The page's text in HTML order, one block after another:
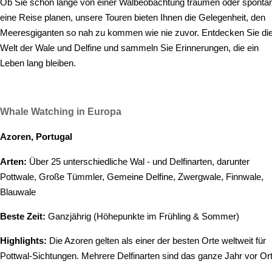
eine Reise planen, unsere Touren bieten Ihnen die Gelegenheit, den
Meeresgiganten so nah zu kommen wie nie zuvor. Entdecken Sie
Welt der Wale und Delfine und sammeln Sie Erinnerungen, die ein
Leben lang bleiben.
Whale Watching in Europa
Azoren, Portugal
Arten: Über 25 unterschiedliche Wal - und Delfinarten, darunter
Pottwale, Große Tümmler, Gemeine Delfine, Zwergwale, Finnwale,
Blauwale
Beste Zeit: Ganzjährig (Höhepunkte im Frühling & Sommer)
Highlights: Die Azoren gelten als einer der besten Orte weltweit für
Pottwal-Sichtungen. Mehrere Delfinarten sind das ganze Jahr vor